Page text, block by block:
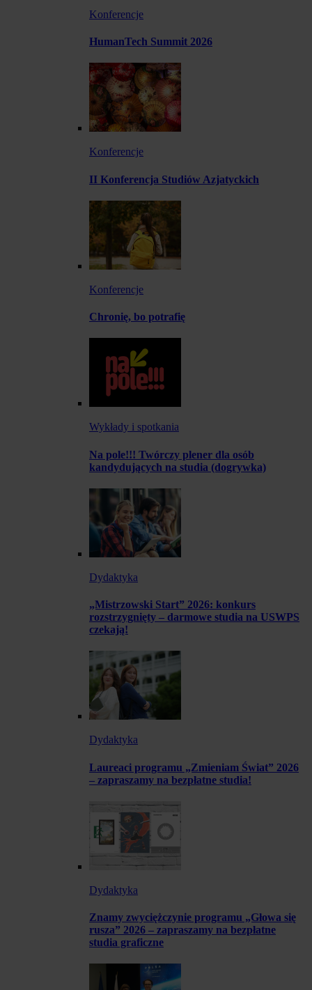
Konferencje
HumanTech Summit 2026
Konferencje
II Konferencja Studiów Azjatyckich
Konferencje
Chronię, bo potrafię
Wykłady i spotkania
Na pole!!! Twórczy plener dla osób
kandydujących na studia (dogrywka)
Dydaktyka
„Mistrzowski Start” 2026: konkurs
rozstrzygnięty – darmowe studia na USWPS
czekają!
Dydaktyka
Laureaci programu „Zmieniam Świat” 2026
– zapraszamy na bezpłatne studia!
Dydaktyka
Znamy zwyciężczynie programu „Głowa się
rusza” 2026 – zapraszamy na bezpłatne
studia graficzne